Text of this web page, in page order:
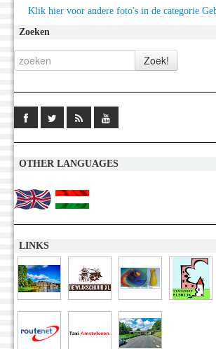
Klik hier voor andere foto's in de categorie
Zoeken
OTHER LANGUAGES
LINKS